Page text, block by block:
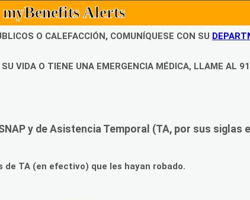
myBenefits Alerts
O CALEFACCIÓN, COMUNÍQUESE CON SU
VIDA O TIENE UNA EMERGENCIA MÉDICA, LLAME AL
y de Asistencia Temporal (TA, por sus siglas
TA (en efectivo) que les hayan robado.